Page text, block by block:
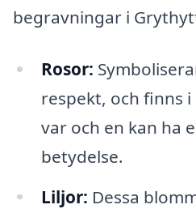
begravningar i
Rosor:
respekt, och finns
var och en kan ha
betydelse.
Liljor: Dessa